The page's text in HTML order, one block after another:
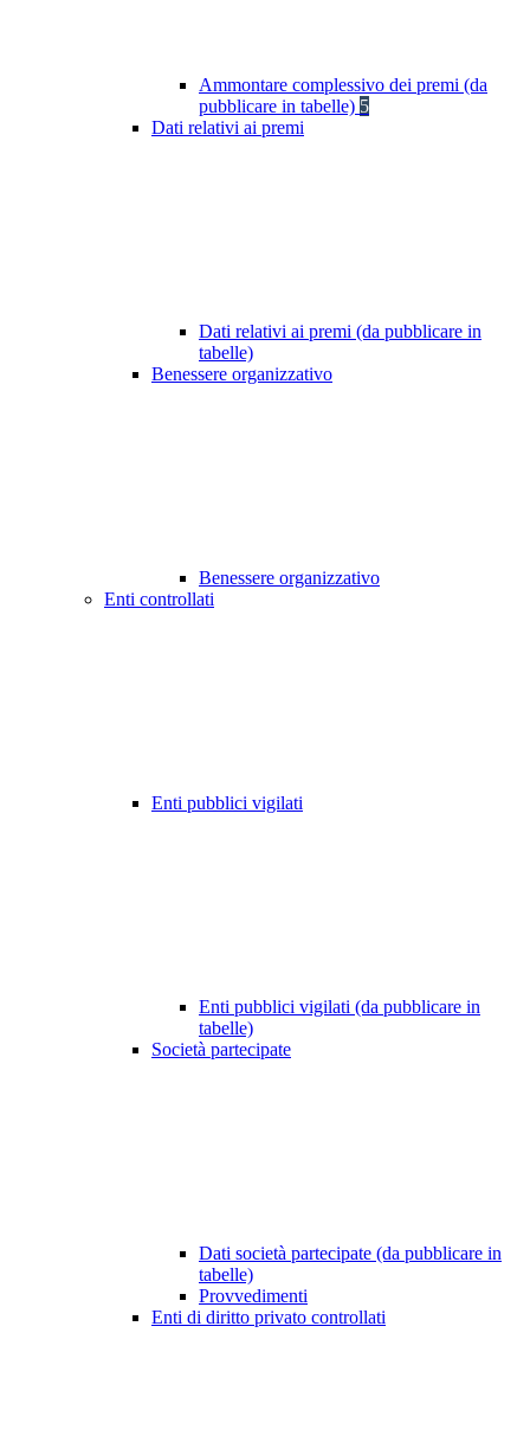
Ammontare complessivo dei premi (da
pubblicare in tabelle) 5
Dati relativi ai premi
Dati relativi ai premi (da pubblicare in
tabelle)
Benessere organizzativo
Benessere organizzativo
Enti controllati
Enti pubblici vigilati
Enti pubblici vigilati (da pubblicare in
tabelle)
Società partecipate
Dati società partecipate (da pubblicare in
tabelle)
Provvedimenti
Enti di diritto privato controllati